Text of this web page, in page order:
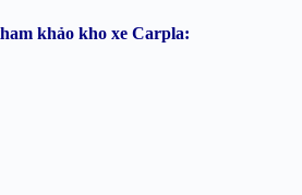
khảo kho xe Carpla: